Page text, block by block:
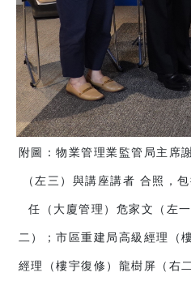
附圖：物業管理業監管局主席
（左三）與講座講者 合照，
任（大廈管理）危家文（左
二）；市區重建局高級經理（
經理（樓宇復修）龍樹屏（右